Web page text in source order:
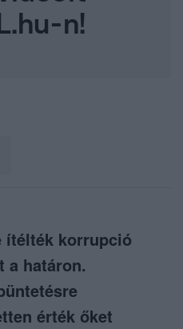
n!
ítélték korrupció
a határon.
érték őket